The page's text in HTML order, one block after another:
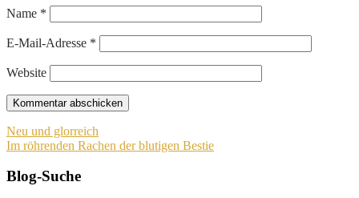
Name *
E-Mail-Adresse *
Website
Beitragsnavigation
Neu und glorreich
Im röhrenden Rachen der blutigen Bestie
Blog-Suche